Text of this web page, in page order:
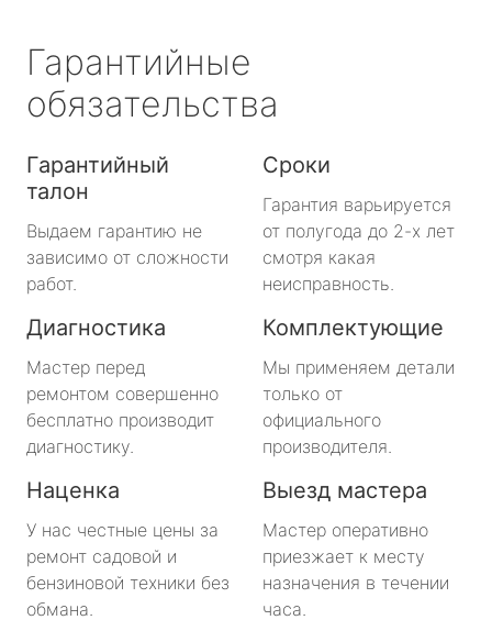
Гарантийные
обязательства
Гарантийный
талон
Выдаем гарантию не
зависимо от сложности
работ.
Сроки
Гарантия варьируется
от полугода до 2-х лет
смотря какая
неисправность.
Диагностика
Мастер перед
ремонтом совершенно
бесплатно производит
диагностику.
Комплектующие
Мы применяем детали
только от
официального
производителя.
Наценка
У нас честные цены за
ремонт садовой и
бензиновой техники без
обмана.
Выезд мастера
Мастер оперативно
приезжает к месту
назначения в течении
часа.